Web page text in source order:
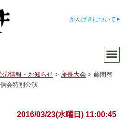
かんげきについて
演情報・お知らせ > 座長大会 > 藤間智
会特別公演
2016/03/23(水曜日) 11:00:45